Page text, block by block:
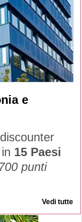
e
15 Paesi
punti
Vedi tutte